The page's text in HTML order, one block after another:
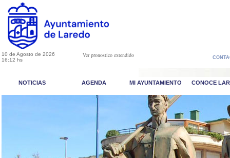
10 de Agosto de 2026
16:12 hs
Ver pronostico extendido
NOTICIAS AGENDA MI AYUNTAMIENTO CONOCE